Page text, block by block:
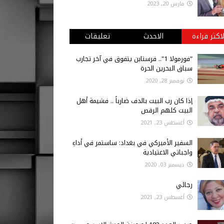
مارس 20, 2023
قراءة الاحدث تعليقات
"فورمولا 1".. فرستابن يتفوق في آخر تجارب
سباق البحرين الحرة
نوفمبر 28, 2020
إذا كان رب البيت بالدف ضارباً .. فشيمة أهل
البيت كلهم الرقص
أغسطس 23, 2021
السفير الأميركي في بغداد: ساستمر في أداءِ
واجباتي الاعتيادية
ديسمبر 03, 2020
رجائي
أغسطس 23, 2021